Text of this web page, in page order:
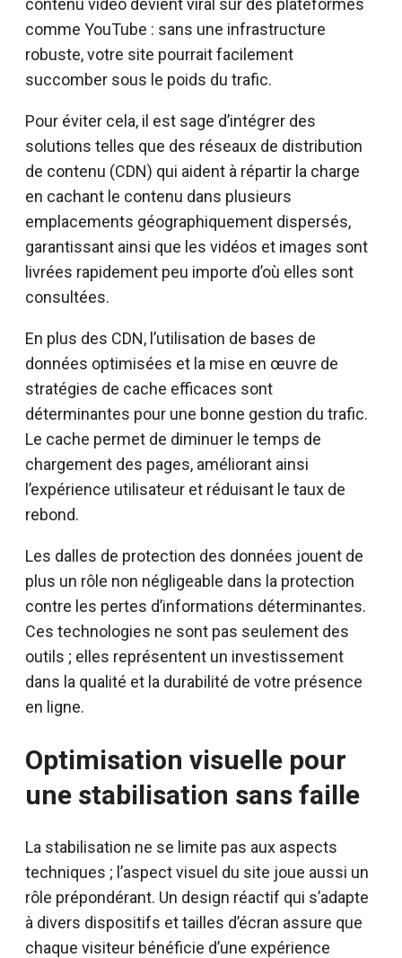
contenu vidéo devient viral sur des plateformes
comme YouTube : sans une infrastructure
robuste, votre site pourrait facilement
succomber sous le poids du trafic.
Pour éviter cela, il est sage d’intégrer des
solutions telles que des réseaux de distribution
de contenu (CDN) qui aident à répartir la charge
en cachant le contenu dans plusieurs
emplacements géographiquement dispersés,
garantissant ainsi que les vidéos et images sont
livrées rapidement peu importe d’où elles sont
consultées.
En plus des CDN, l’utilisation de bases de
données optimisées et la mise en œuvre de
stratégies de cache efficaces sont
déterminantes pour une bonne gestion du trafic.
Le cache permet de diminuer le temps de
chargement des pages, améliorant ainsi
l’expérience utilisateur et réduisant le taux de
rebond.
Les dalles de protection des données jouent de
plus un rôle non négligeable dans la protection
contre les pertes d’informations déterminantes.
Ces technologies ne sont pas seulement des
outils ; elles représentent un investissement
dans la qualité et la durabilité de votre présence
en ligne.
Optimisation visuelle pour
une stabilisation sans faille
La stabilisation ne se limite pas aux aspects
techniques ; l’aspect visuel du site joue aussi un
rôle prépondérant. Un design réactif qui s’adapte
à divers dispositifs et tailles d’écran assure que
chaque visiteur bénéficie d’une expérience